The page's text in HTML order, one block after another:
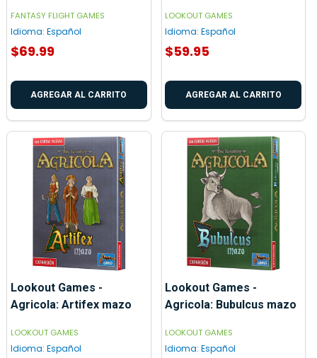
FANTASY FLIGHT GAMES
Idioma: Español
$69.99
AGREGAR AL CARRITO
LOOKOUT GAMES
Idioma: Español
$59.95
AGREGAR AL CARRITO
Lookout Games -
Agricola: Artifex mazo
LOOKOUT GAMES
Idioma: Español
Lookout Games -
Agricola: Bubulcus mazo
LOOKOUT GAMES
Idioma: Español